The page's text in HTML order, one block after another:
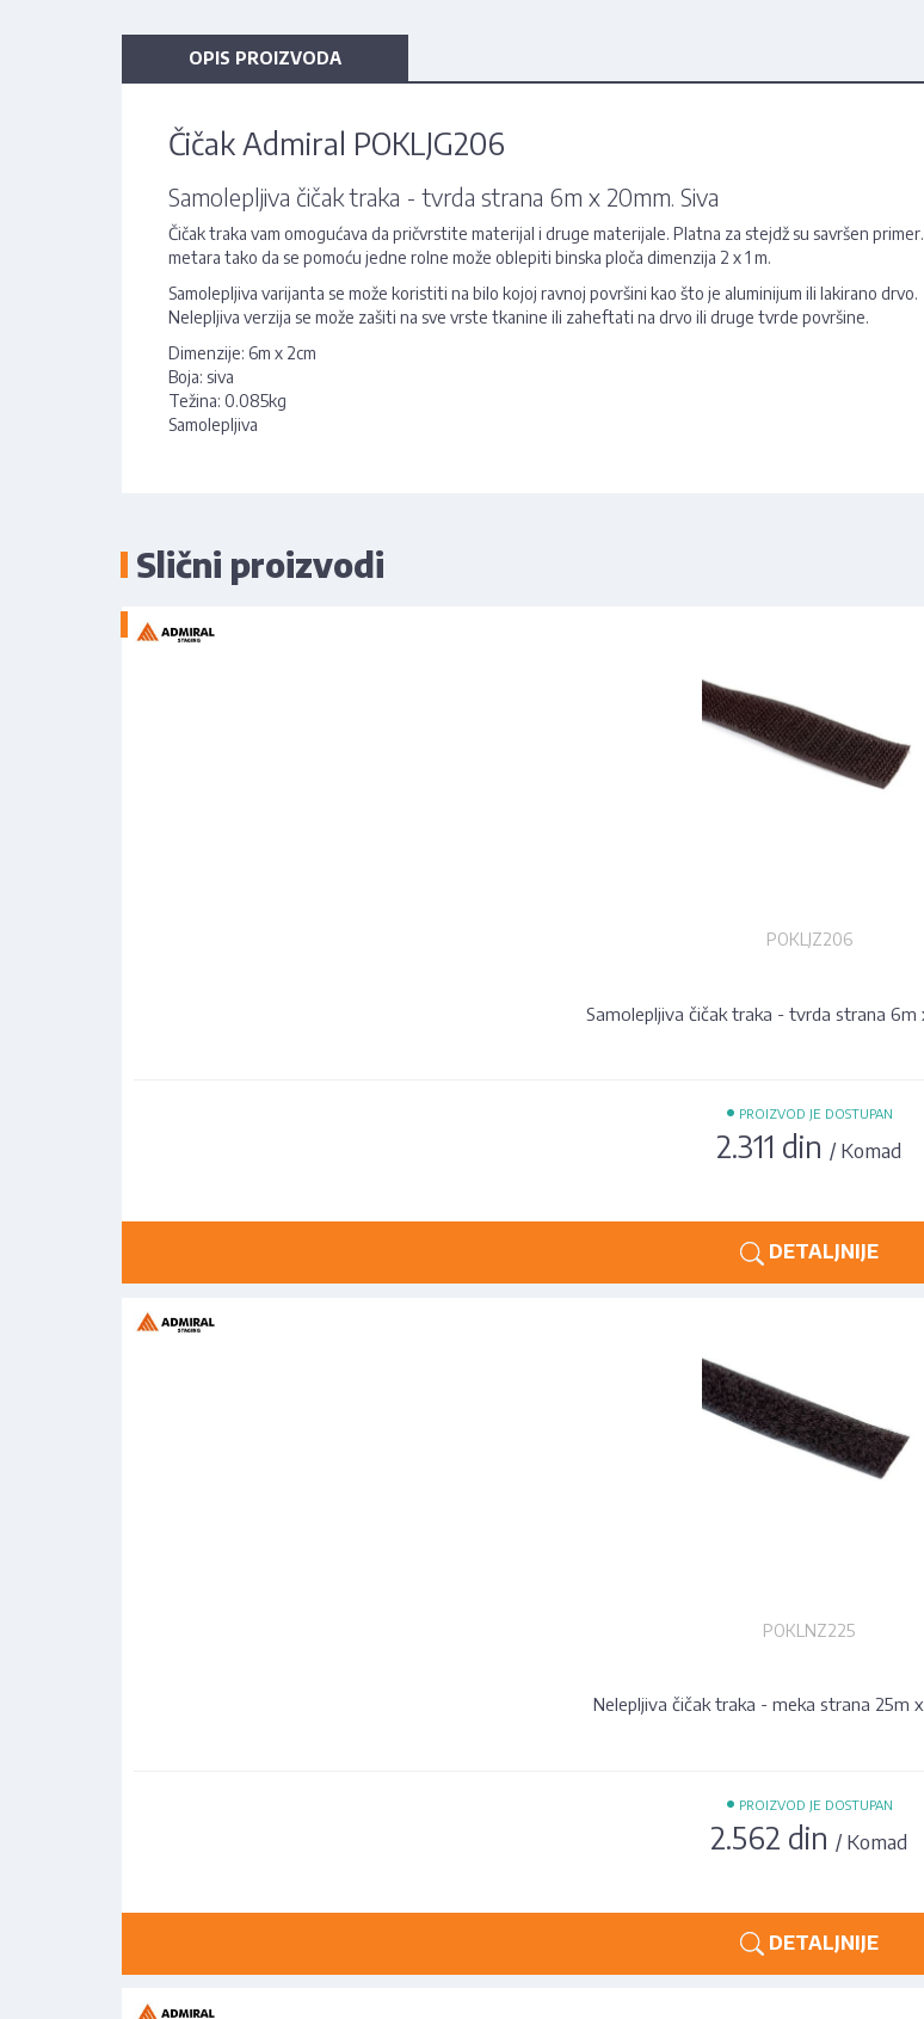
OPIS PROIZVODA
Čičak Admiral POKLJG206
Samolepljiva čičak traka - tvrda strana 6m x 20mm. Siva
Čičak traka vam omogućava da pričvrstite materijal i druge materijale. Platna za stejdž su savršen
metara tako da se pomoću jedne rolne može oblepiti binska ploča dimenzija 2 x 1 m.
Samolepljiva varijanta se može koristiti na bilo kojoj ravnoj površini kao što je aluminijum ili lakirano drvo.
Nelepljiva verzija se može zašiti na sve vrste tkanine ili zaheftati na drvo ili druge tvrde površine.
Dimenzije: 6m x 2cm
Boja: siva
Težina: 0.085kg
Samolepljiva
Slični proizvodi
POKLJZ206
Samolepljiva čičak traka - tvrda strana 6m
• PROIZVOD JE DOSTUPAN
2.311 din / Komad
DETALJNIJE
POKLNZ225
Nelepljiva čičak traka - meka strana 25m
• PROIZVOD JE DOSTUPAN
2.562 din / Komad
DETALJNIJE